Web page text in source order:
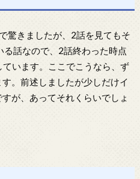
驚きましたが、2話を見てもそ
話なので、2話終わった時点
います。ここでこうなら、ず
。前述しましたが少しだけイ
が、あってそれくらいでしょ